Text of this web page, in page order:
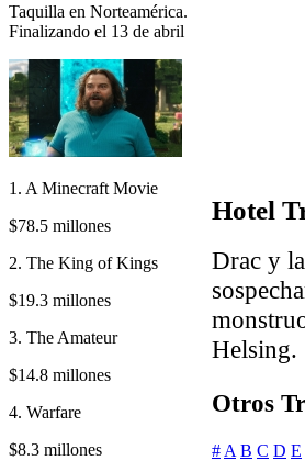
Taquilla en Norteamérica.
Finalizando el 13 de abril
1. A Minecraft Movie
$78.5 millones
2. The King of Kings
$19.3 millones
3. The Amateur
$14.8 millones
4. Warfare
$8.3 millones
Hotel
Drac y
Helsing.
Otros
# A B C D E